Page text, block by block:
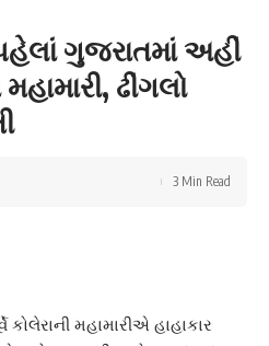
ગુજરાતમાં અહીં
ઢીંગલો
3 Min Read
કોલેરાની મહામારીએ હાહાકાર